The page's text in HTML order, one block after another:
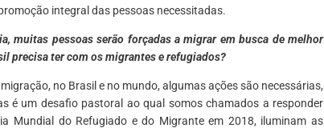
integral das pessoas necessitadas.
muitas pessoas serão forçadas a migrar em busca de melhor
precisa ter com os migrantes e refugiados?
no Brasil e no mundo, algumas ações são necessárias,
é um desafio pastoral ao qual somos chamados a responder
Mundial do Refugiado e do Migrante em 2018, iluminam as